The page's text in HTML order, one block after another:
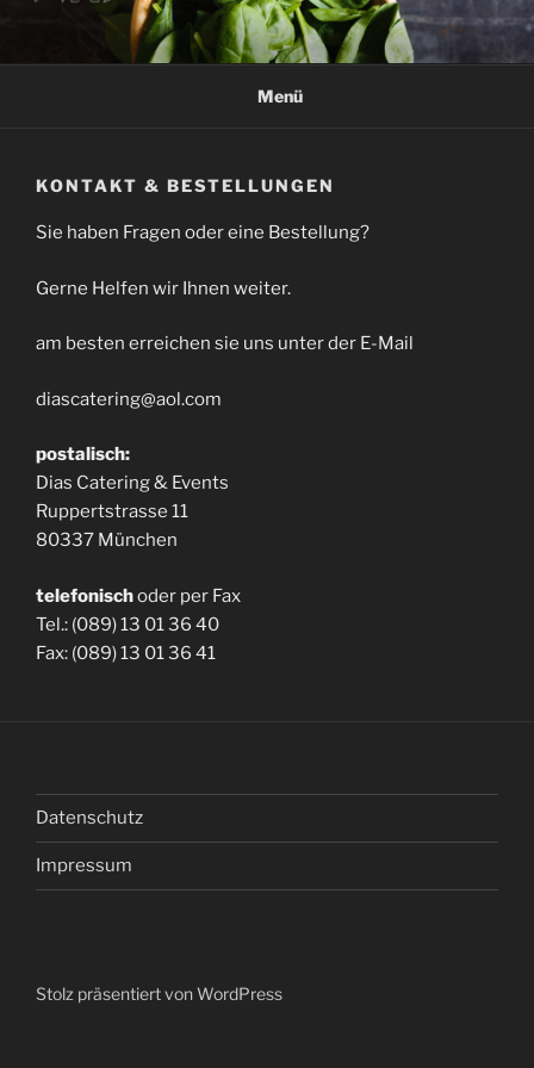
springen
Menü
KONTAKT & BESTELLUNGEN
Sie haben Fragen oder eine Bestellung?
Gerne Helfen wir Ihnen weiter.
am besten erreichen sie uns unter der E-Mail
diascatering@aol.com
postalisch:
Dias Catering & Events
Ruppertstrasse 11
80337 München
telefonischoder per Fax
Tel.: (089) 13 01 36 40
Fax: (089) 13 01 36 41
Datenschutz
Impressum
Stolz präsentiert von WordPress